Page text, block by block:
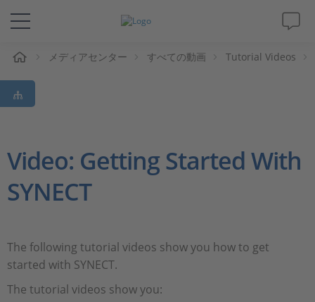
ソリューションと製品
サポート
Magazine
採用情報
メディアセンター すべての動画 Tutorial Videos
Video: Getting Started With
SYNECT
The following tutorial videos show you how to get
started with SYNECT.​
The tutorial videos show you: